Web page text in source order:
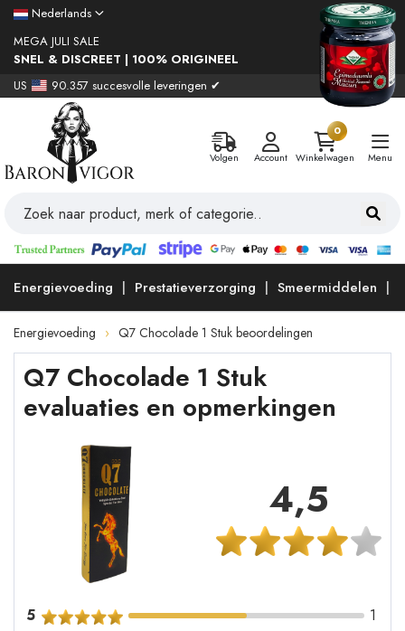
Nederlands
MEGA JULI SALE
SNEL & DISCREET | 100% ORIGINEEL
US
90.357 succesvolle leveringen ✔
Volgen Account
0
Winkelwagen
Menu
Energievoeding Prestatieverzorging Smeermiddelen
Energievoeding Q7 Chocolade 1 Stuk beoordelingen
Q7 Chocolade 1 Stuk
evaluaties en opmerkingen
4,5
5
1